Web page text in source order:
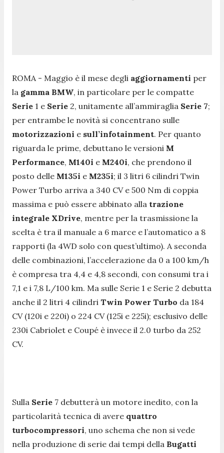
ROMA - Maggio è il mese degli aggiornamenti per
la gamma BMW, in particolare per le compatte
Serie 1 e Serie 2, unitamente all’ammiraglia Serie 7;
per entrambe le novità si concentrano sulle
motorizzazioni e sull’infotainment. Per quanto
riguarda le prime, debuttano le versioni M
Performance, M140i e M240i, che prendono il
posto delle M135i e M235i; il 3 litri 6 cilindri Twin
Power Turbo arriva a 340 CV e 500 Nm di coppia
massima e può essere abbinato alla trazione
integrale XDrive, mentre per la trasmissione la
scelta è tra il manuale a 6 marce e l’automatico a 8
rapporti (la 4WD solo con quest’ultimo). A seconda
delle combinazioni, l’accelerazione da 0 a 100 km/h
è compresa tra 4,4 e 4,8 secondi, con consumi tra i
7,1 e i 7,8 L/100 km. Ma sulle Serie 1 e Serie 2 debutta
anche il 2 litri 4 cilindri Twin Power Turbo da 184
CV (120i e 220i) o 224 CV (125i e 225i); esclusivo delle
230i Cabriolet e Coupé è invece il 2.0 turbo da 252
CV.
Sulla Serie 7 debutterà un motore inedito, con la
particolarità tecnica di avere quattro
turbocompressori, uno schema che non si vede
nella produzione di serie dai tempi della Bugatti